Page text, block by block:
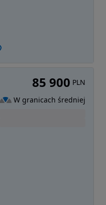
85 900 PLN
W granicach średniej